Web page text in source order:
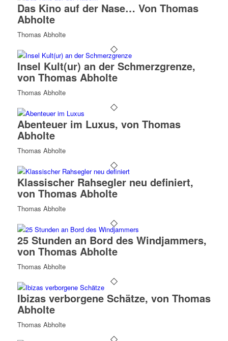
Das Kino auf der Nase… Von Thomas
Abholte
Thomas Abholte
Insel Kult(ur) an der Schmerzgrenze,
von Thomas Abholte
Thomas Abholte
Abenteuer im Luxus, von Thomas
Abholte
Thomas Abholte
Klassischer Rahsegler neu definiert,
von Thomas Abholte
Thomas Abholte
25 Stunden an Bord des Windjammers,
von Thomas Abholte
Thomas Abholte
Ibizas verborgene Schätze, von Thomas
Abholte
Thomas Abholte